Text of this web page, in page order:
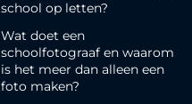
school op letten?
Wat doet een
schoolfotograaf en waarom
is het meer dan alleen een
foto maken?